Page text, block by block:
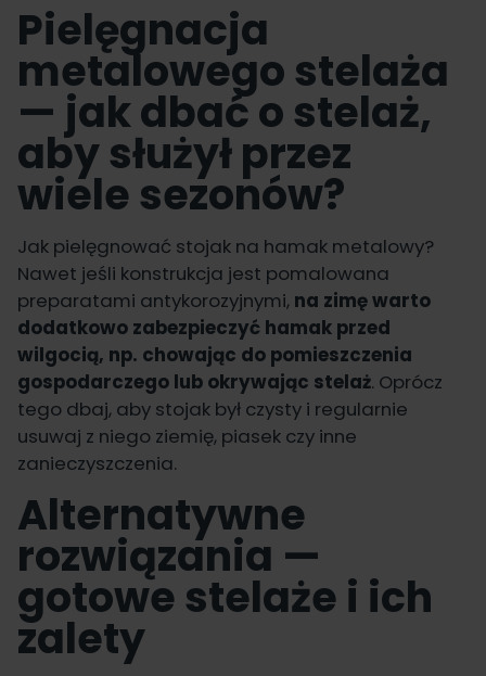
Pielęgnacja
metalowego stelaża
— jak dbać o stelaż,
aby służył przez
wiele sezonów?
Jak pielęgnować stojak na hamak metalowy?
Nawet jeśli konstrukcja jest pomalowana
preparatami antykorozyjnymi, na zimę warto
dodatkowo zabezpieczyć hamak przed
wilgocią, np. chowając do pomieszczenia
gospodarczego lub okrywając stelaż. Oprócz
tego dbaj, aby stojak był czysty i regularnie
usuwaj z niego ziemię, piasek czy inne
zanieczyszczenia.
Alternatywne
rozwiązania —
gotowe stelaże i ich
zalety